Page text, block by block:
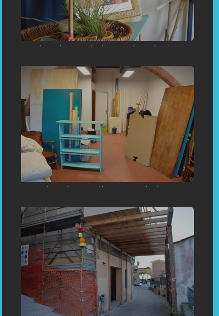
«Sartoria Su Misura Capoliveri Inaugurazione - Einweihung:
(Porto Azzurro, Portoferraio) Inauguration: Bespoken Tailoring
in Capoliveri, Porto Azzurro, Portoferraio Elba Toscani Italy »
«La sartoria su misura: lavori in corso a Capoliveri»